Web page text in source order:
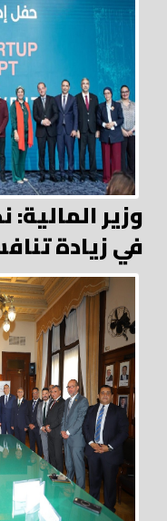
وزير
في زيادة